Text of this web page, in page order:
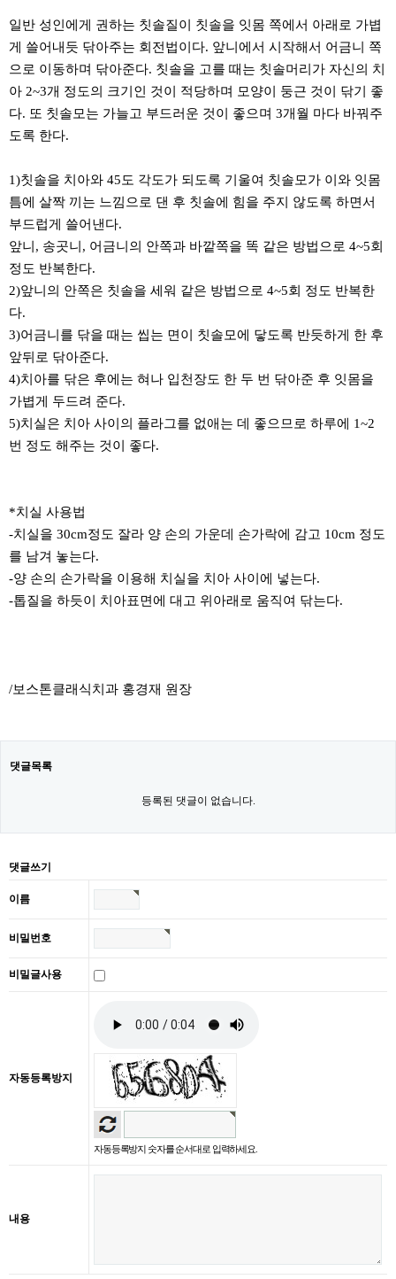
일반 성인에게 권하는 칫솔질이 칫솔을 잇몸 쪽에서 아래로 가볍
게 쓸어내듯 닦아주는 회전법이다. 앞니에서 시작해서 어금니 쪽
으로 이동하며 닦아준다. 칫솔을 고를 때는 칫솔머리가 자신의 치
아 2~3개 정도의 크기인 것이 적당하며 모양이 둥근 것이 닦기 좋
다. 또 칫솔모는 가늘고 부드러운 것이 좋으며 3개월 마다 바꿔주
도록 한다.
1)칫솔을 치아와 45도 각도가 되도록 기울여 칫솔모가 이와 잇몸
틈에 살짝 끼는 느낌으로 댄 후 칫솔에 힘을 주지 않도록 하면서
부드럽게 쓸어낸다.
앞니, 송곳니, 어금니의 안쪽과 바깥쪽을 똑 같은 방법으로 4~5회
정도 반복한다.
2)앞니의 안쪽은 칫솔을 세워 같은 방법으로 4~5회 정도 반복한
다.
3)어금니를 닦을 때는 씹는 면이 칫솔모에 닿도록 반듯하게 한 후
앞뒤로 닦아준다.
4)치아를 닦은 후에는 혀나 입천장도 한 두 번 닦아준 후 잇몸을
가볍게 두드려 준다.
5)치실은 치아 사이의 플라그를 없애는 데 좋으므로 하루에 1~2
번 정도 해주는 것이 좋다.
*치실 사용법
-치실을 30cm정도 잘라 양 손의 가운데 손가락에 감고 10cm 정도
를 남겨 놓는다.
-양 손의 손가락을 이용해 치실을 치아 사이에 넣는다.
-톱질을 하듯이 치아표면에 대고 위아래로 움직여 닦는다.
/보스톤클래식치과 홍경재 원장
댓글목록
등록된 댓글이 없습니다.
댓글쓰기
이름
비밀번호
비밀글사용
자동등록방지
자동등록방지 숫자를 순서대로 입력하세요.
내용